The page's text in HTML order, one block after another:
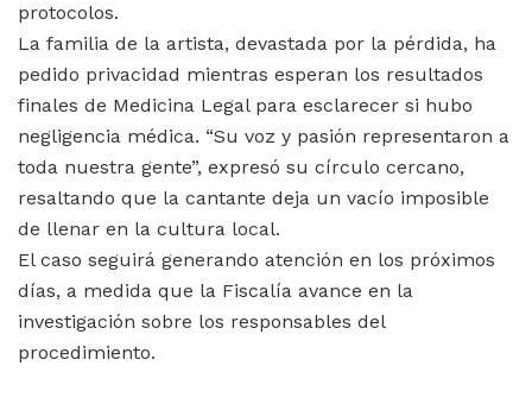
protocolos.
La familia de la artista, devastada por la pérdida, ha
pedido privacidad mientras esperan los resultados
finales de Medicina Legal para esclarecer si hubo
negligencia médica. “Su voz y pasión representaron a
toda nuestra gente”, expresó su círculo cercano,
resaltando que la cantante deja un vacío imposible
de llenar en la cultura local.
El caso seguirá generando atención en los próximos
días, a medida que la Fiscalía avance en la
investigación sobre los responsables del
procedimiento.